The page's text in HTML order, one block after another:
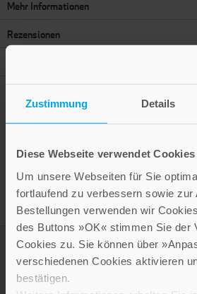
Zustimmung Details
Diese Webseite verwendet Cookies
Um unsere Webseiten für Sie
fortlaufend zu verbessern sowie zur
Bestellungen verwenden wir
des Buttons »OK« stimmen Sie der
Cookies zu. Sie können über
verschiedenen Cookies aktivieren
bestätigen.
Mehr Informationen
Rezensionen